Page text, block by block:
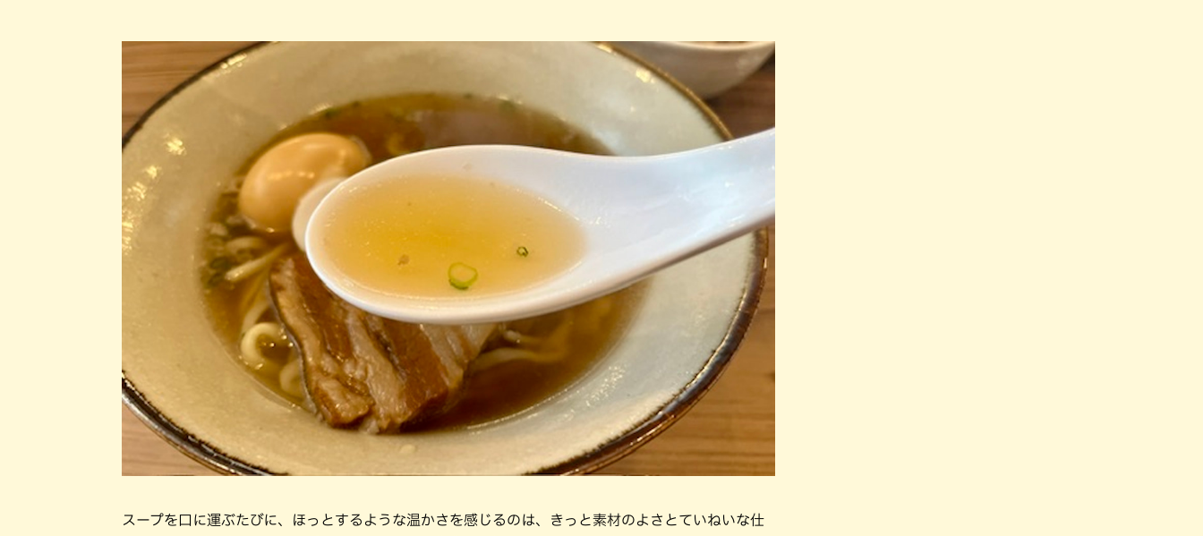
スープを口に運ぶたびに、ほっとするような温かさを感じるのは、きっと素材のよさとていねいな仕